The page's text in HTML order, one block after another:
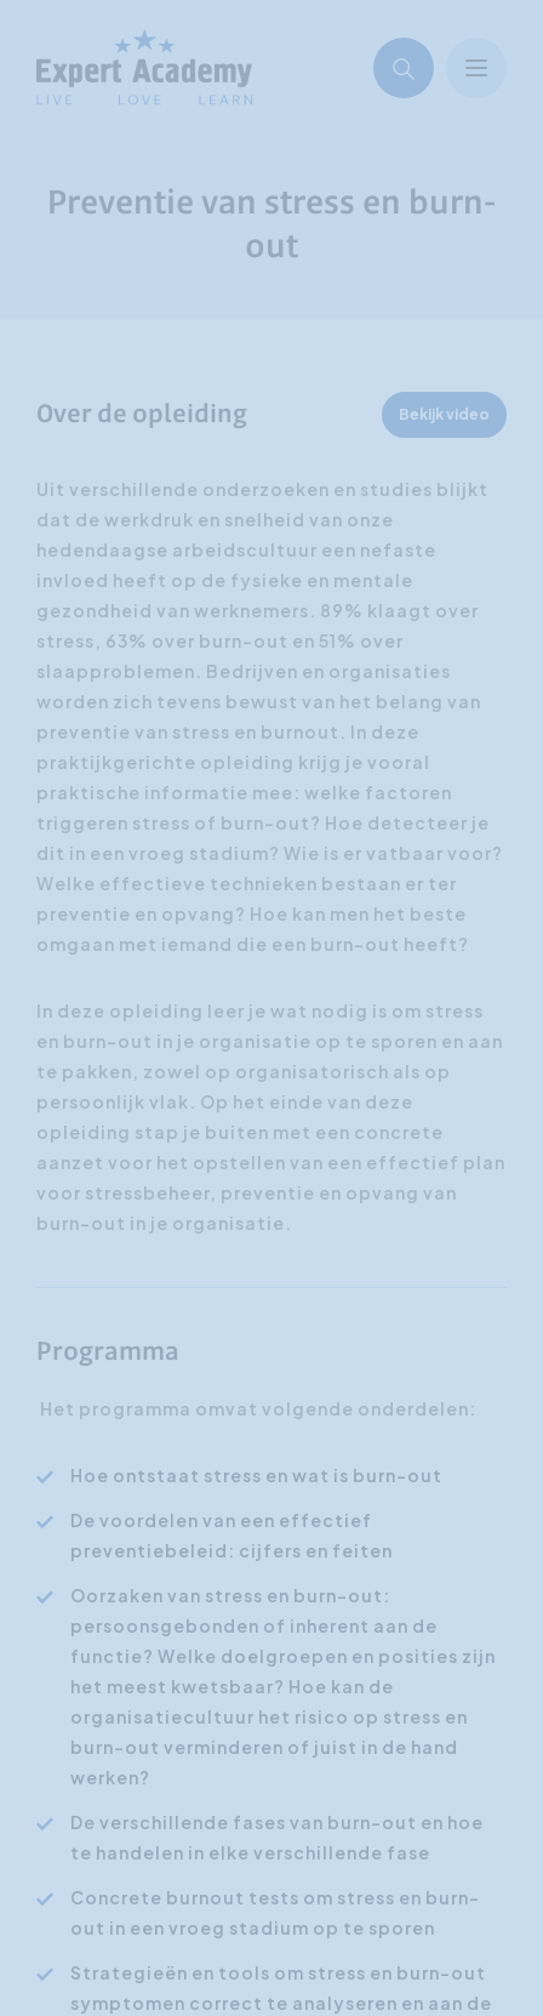
Preventie van stress en burn-
out
Over de opleiding Bekijk video
Uit verschillende onderzoeken en studies blijkt
dat de werkdruk en snelheid van onze
hedendaagse arbeidscultuur een nefaste
invloed heeft op de fysieke en mentale
gezondheid van werknemers. 89% klaagt over
stress, 63% over burn-out en 51% over
slaapproblemen. Bedrijven en organisaties
worden zich tevens bewust van het belang van
preventie van stress en burnout. In deze
praktijkgerichte opleiding krijg je vooral
praktische informatie mee: welke factoren
triggeren stress of burn-out? Hoe detecteer je
dit in een vroeg stadium? Wie is er vatbaar voor?
Welke effectieve technieken bestaan er ter
preventie en opvang? Hoe kan men het beste
omgaan met iemand die een burn-out heeft?
In deze opleiding leer je wat nodig is om stress
en burn-out in je organisatie op te sporen en aan
te pakken, zowel op organisatorisch als op
persoonlijk vlak. Op het einde van deze
opleiding stap je buiten met een concrete
aanzet voor het opstellen van een effectief plan
voor stressbeheer, preventie en opvang van
burn-out in je organisatie.
Programma
Het programma omvat volgende onderdelen:
Hoe ontstaat stress en wat is burn-out
De voordelen van een effectief
preventiebeleid: cijfers en feiten
Oorzaken van stress en burn-out:
persoonsgebonden of inherent aan de
functie? Welke doelgroepen en posities zijn
het meest kwetsbaar? Hoe kan de
organisatiecultuur het risico op stress en
burn-out verminderen of juist in de hand
werken?
De verschillende fases van burn-out en hoe
te handelen in elke verschillende fase
Concrete burnout tests om stress en burn-
out in een vroeg stadium op te sporen
Strategieën en tools om stress en burn-out
symptomen correct te analyseren en aan de